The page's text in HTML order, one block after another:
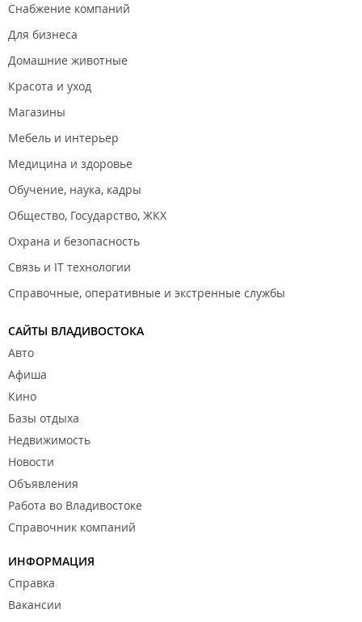
Снабжение компаний
Для бизнеса
Домашние животные
Красота и уход
Магазины
Мебель и интерьер
Медицина и здоровье
Обучение, наука, кадры
Общество, Государство, ЖКХ
Охрана и безопасность
Связь и IT технологии
Справочные, оперативные и экстренные службы
САЙТЫ ВЛАДИВОСТОКА
Авто
Афиша
Кино
Базы отдыха
Недвижимость
Новости
Объявления
Работа во Владивостоке
Справочник компаний
ИНФОРМАЦИЯ
Справка
Вакансии